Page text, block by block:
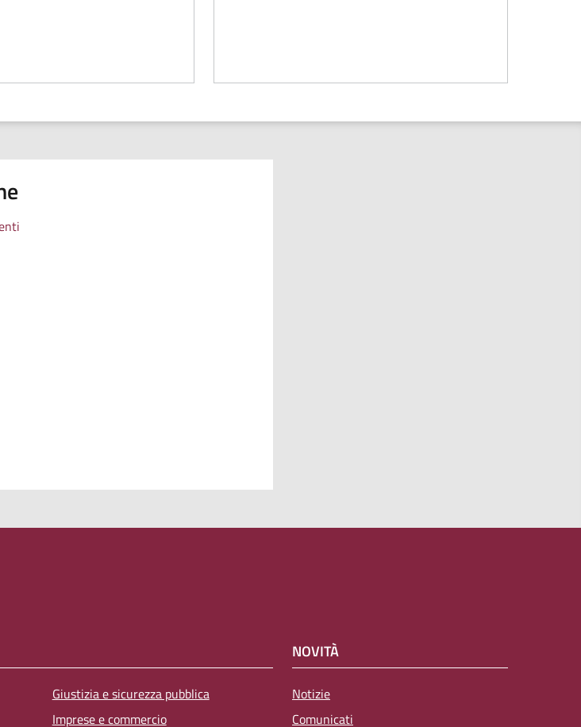
Giustizia e sicurezza pubblica
Imprese e commercio
NOVITÀ
Notizie
Comunicati